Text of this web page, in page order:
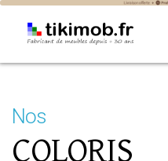
Nos
COLORIS